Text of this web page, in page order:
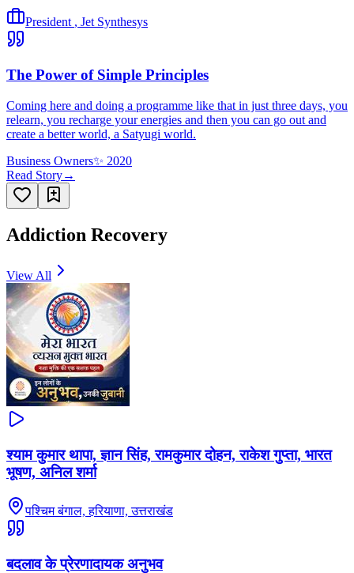
President , Jet Synthesys
The Power of Simple Principles
Coming here and doing a programme like that in just three days, you
relearn, you recharge your energies and then you can go out and
create a better world, a Satyugi world.
Business Owners✨ 2020
Read Story→
Addiction Recovery
View All
श्याम कुमार थापा, ज्ञान सिंह, रामकुमार दोहन, राकेश गुप्ता, भारत
भूषण, अनिल शर्मा
पश्चिम बंगाल, हरियाणा, उत्तराखंड
बदलाव के प्रेरणादायक अनुभव